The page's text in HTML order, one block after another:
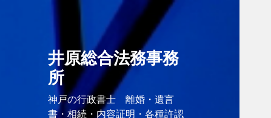
井原総合法務事務
所
神戸の行政書士 離婚・遺言
書・相続・内容証明・各種許認